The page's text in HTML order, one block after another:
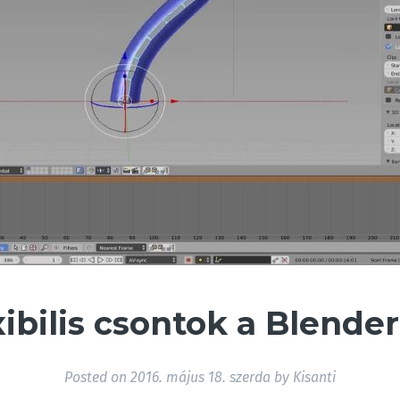
csontok a
Posted on 2016. május 18. szerda by Kisanti